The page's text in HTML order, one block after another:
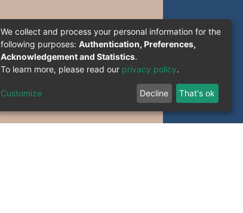
We collect and process your personal information for the
following purposes: Authentication, Preferences,
Acknowledgement and Statistics.
To learn more, please read our privacy policy.
Customize Decline That's ok